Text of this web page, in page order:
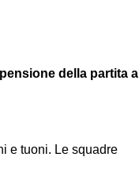
della partita a
e tuoni. Le squadre